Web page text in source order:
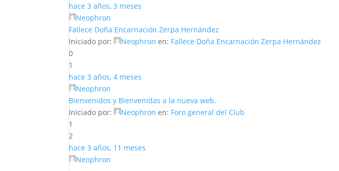
hace 3 años, 3 meses
Neophron
Fallece Doña Encarnación Zerpa Hernández
Iniciado por:
Neophron en: Fallece Doña Encarnación Zerpa Hernández
0
1
hace 3 años, 4 meses
Neophron
Bienvenidos y Bienvenidas a la nueva web.
Iniciado por:
Neophron en: Foro general del Club
1
2
hace 3 años, 11 meses
Neophron